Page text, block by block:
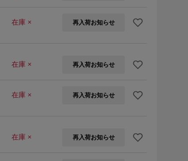
在庫 × 再入荷お知らせ
在庫 × 再入荷お知らせ
在庫 × 再入荷お知らせ
在庫 × 再入荷お知らせ